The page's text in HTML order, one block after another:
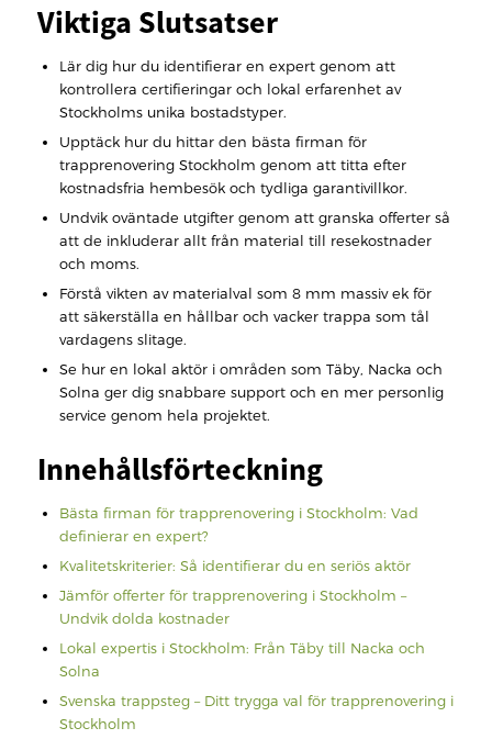
Viktiga Slutsatser
Lär dig hur du identifierar en expert genom att
kontrollera certifieringar och lokal erfarenhet av
Stockholms unika bostadstyper.
Upptäck hur du hittar den bästa firman för
trapprenovering Stockholm genom att titta efter
kostnadsfria hembesök och tydliga garantivillkor.
Undvik oväntade utgifter genom att granska offerter så
att de inkluderar allt från material till resekostnader
och moms.
Förstå vikten av materialval som 8 mm massiv ek för
att säkerställa en hållbar och vacker trappa som tål
vardagens slitage.
Se hur en lokal aktör i områden som Täby, Nacka och
Solna ger dig snabbare support och en mer personlig
service genom hela projektet.
Innehållsförteckning
Bästa firman för trapprenovering i Stockholm: Vad
definierar en expert?
Kvalitetskriterier: Så identifierar du en seriös aktör
Jämför offerter för trapprenovering i Stockholm –
Undvik dolda kostnader
Lokal expertis i Stockholm: Från Täby till Nacka och
Solna
Svenska trappsteg – Ditt trygga val för trapprenovering i
Stockholm